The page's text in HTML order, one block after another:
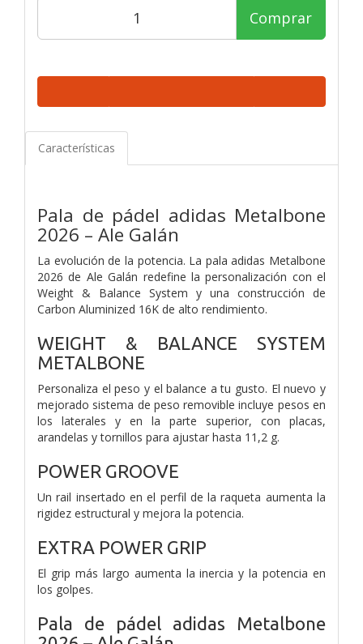
Comprar
Características
Pala de pádel adidas Metalbone
2026 – Ale Galán
La evolución de la potencia. La pala adidas Metalbone
2026 de Ale Galán redefine la personalización con el
Weight & Balance System y una construcción de
Carbon Aluminized 16K de alto rendimiento.
WEIGHT & BALANCE SYSTEM
METALBONE
Personaliza el peso y el balance a tu gusto. El nuevo y
mejorado sistema de peso removible incluye pesos en
los laterales y en la parte superior, con placas,
arandelas y tornillos para ajustar hasta 11,2 g.
POWER GROOVE
Un rail insertado en el perfil de la raqueta aumenta la
rigidez estructural y mejora la potencia.
EXTRA POWER GRIP
El grip más largo aumenta la inercia y la potencia en
los golpes.
Pala de pádel adidas Metalbone